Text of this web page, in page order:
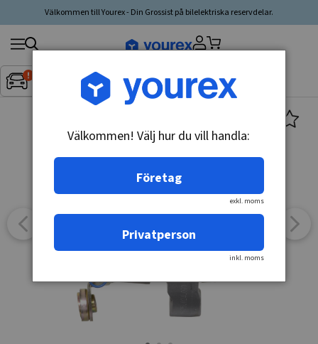
Välkommen till Yourex - Din Grossist på bilelektriska reservdelar.
Inget fordon valt▼
Sök
produkt,
tillverkare,
Välkommen! Välj hur du vill handla:
Företag
exkl. moms
Privatperson
inkl. moms